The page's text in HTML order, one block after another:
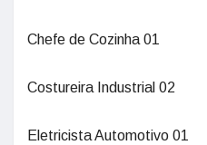
Chefe de Cozinha 01
Costureira Industrial 02
Eletricista Automotivo 01